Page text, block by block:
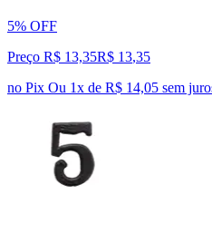
5% OFF
Preço R$ 13,35R$ 13,35
no Pix Ou 1x de R$ 14,05 sem